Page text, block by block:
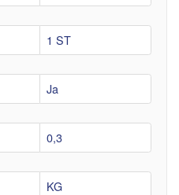
1 ST
Ja
0,3
KG